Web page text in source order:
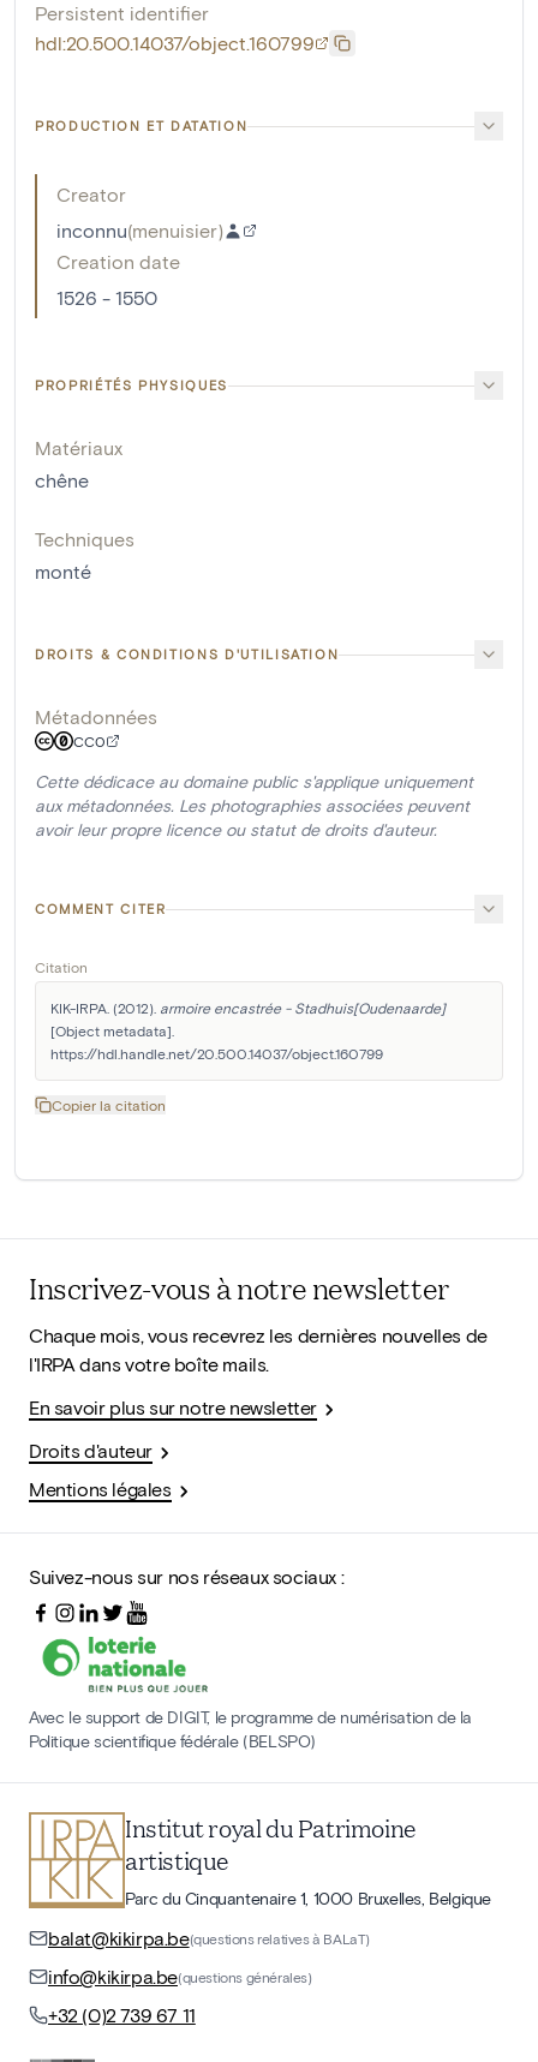
Persistent identifier
hdl:20.500.14037/object.160799
PRODUCTION ET DATATION
Creator
inconnu(menuisier)
Creation date
1526 - 1550
PROPRIÉTÉS PHYSIQUES
Matériaux
chêne
Techniques
monté
DROITS & CONDITIONS D'UTILISATION
Métadonnées
CC0
Cette dédicace au domaine public s'applique uniquement
aux métadonnées. Les photographies associées peuvent
avoir leur propre licence ou statut de droits d'auteur.
COMMENT CITER
Citation
KIK-IRPA. (2012). armoire encastrée - Stadhuis[Oudenaarde]
[Object metadata].
https://hdl.handle.net/20.500.14037/object.160799
Copier la citation
Inscrivez-vous à notre newsletter
Chaque mois, vous recevrez les dernières nouvelles de
l'IRPA dans votre boîte mails.
En savoir plus sur notre newsletter
Droits d'auteur
Mentions légales
Suivez-nous sur nos réseaux sociaux :
Avec le support de DIGIT, le programme de numérisation de la
Politique scientifique fédérale (BELSPO)
Institut royal du Patrimoine
artistique
Parc du Cinquantenaire 1, 1000 Bruxelles, Belgique
balat@kikirpa.be(questions relatives à BALaT)
info@kikirpa.be(questions générales)
+32 (0)2 739 67 11